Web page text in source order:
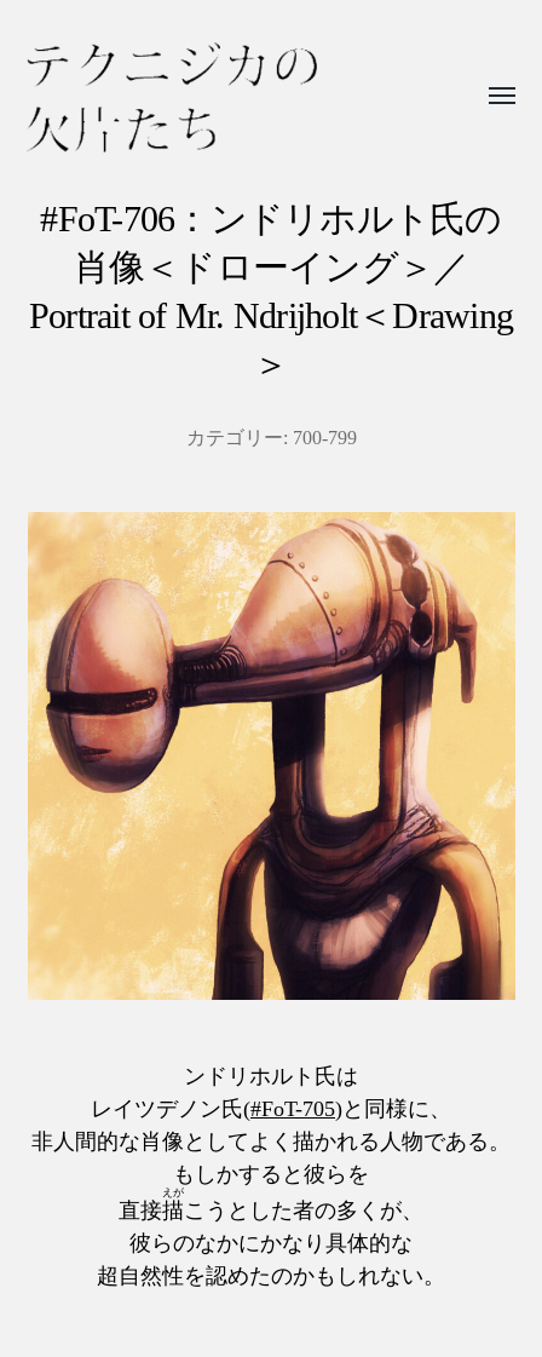
ク
カ
ち
#FoT-706：ンドリホルト氏の
肖像＜ドローイング＞／
Portrait of Mr. Ndrijholt＜Drawing
＞
カテゴリー: 700-799
ンドリホルト氏は
レイツデノン氏(#FoT-705)と同様に、
非人間的な肖像としてよく描かれる人物である。
もしかすると彼らを
直接描
えが
こうとした者の多くが、
彼らのなかにかなり具体的な
超自然性を認めたのかもしれない。